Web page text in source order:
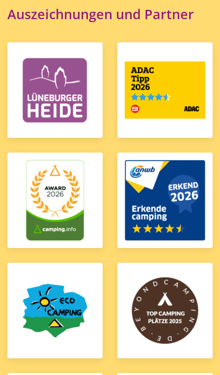
Auszeichnungen und Partner